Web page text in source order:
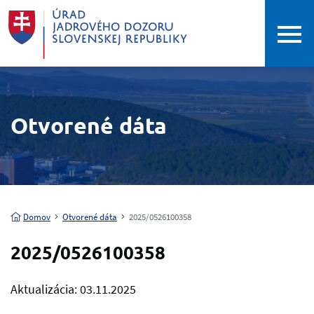
Otvorené dáta
Domov Otvorené dáta 2025/0526100358
2025/0526100358
Aktualizácia: 03.11.2025